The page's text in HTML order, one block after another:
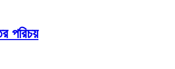
পরিচয়